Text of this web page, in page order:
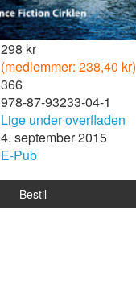
298 kr
(medlemmer: 238,40 kr)
366
978-87-93233-04-1
Lige under overfladen
4. september 2015
E-Pub
Bestil